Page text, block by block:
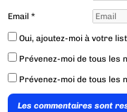
Email*
Oui, ajoutez-moi à votre
Prévenez-moi de tous les
Prévenez-moi de tous les
Les commentaires sont